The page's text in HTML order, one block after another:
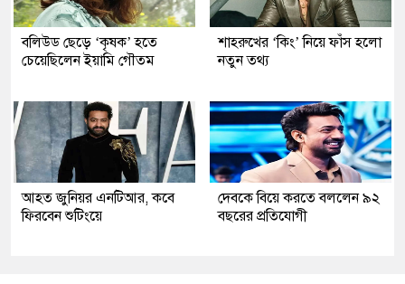
বলিউড ছেড়ে ‘কৃষক’ হতে
চেয়েছিলেন ইয়ামি গৌতম
শাহরুখের ‘কিং’ নিয়ে ফাঁস হলো
নতুন তথ্য
আহত জুনিয়র এনটিআর, কবে
ফিরবেন শুটিংয়ে
দেবকে বিয়ে করতে বললেন ৯২
বছরের প্রতিযোগী